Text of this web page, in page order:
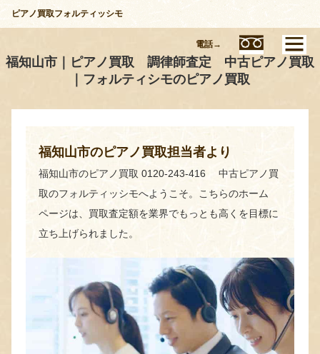
ピアノ買取フォルティッシモ
福知山市｜ピアノ買取 調律師査定 中古ピアノ買取
｜フォルティシモのピアノ買取
福知山市のピアノ買取担当者より
福知山市のピアノ買取 0120-243-416 中古ピアノ買
取のフォルティッシモへようこそ。こちらのホーム
ページは、買取査定額を業界でもっとも高くを目標に
立ち上げられました。
電話→